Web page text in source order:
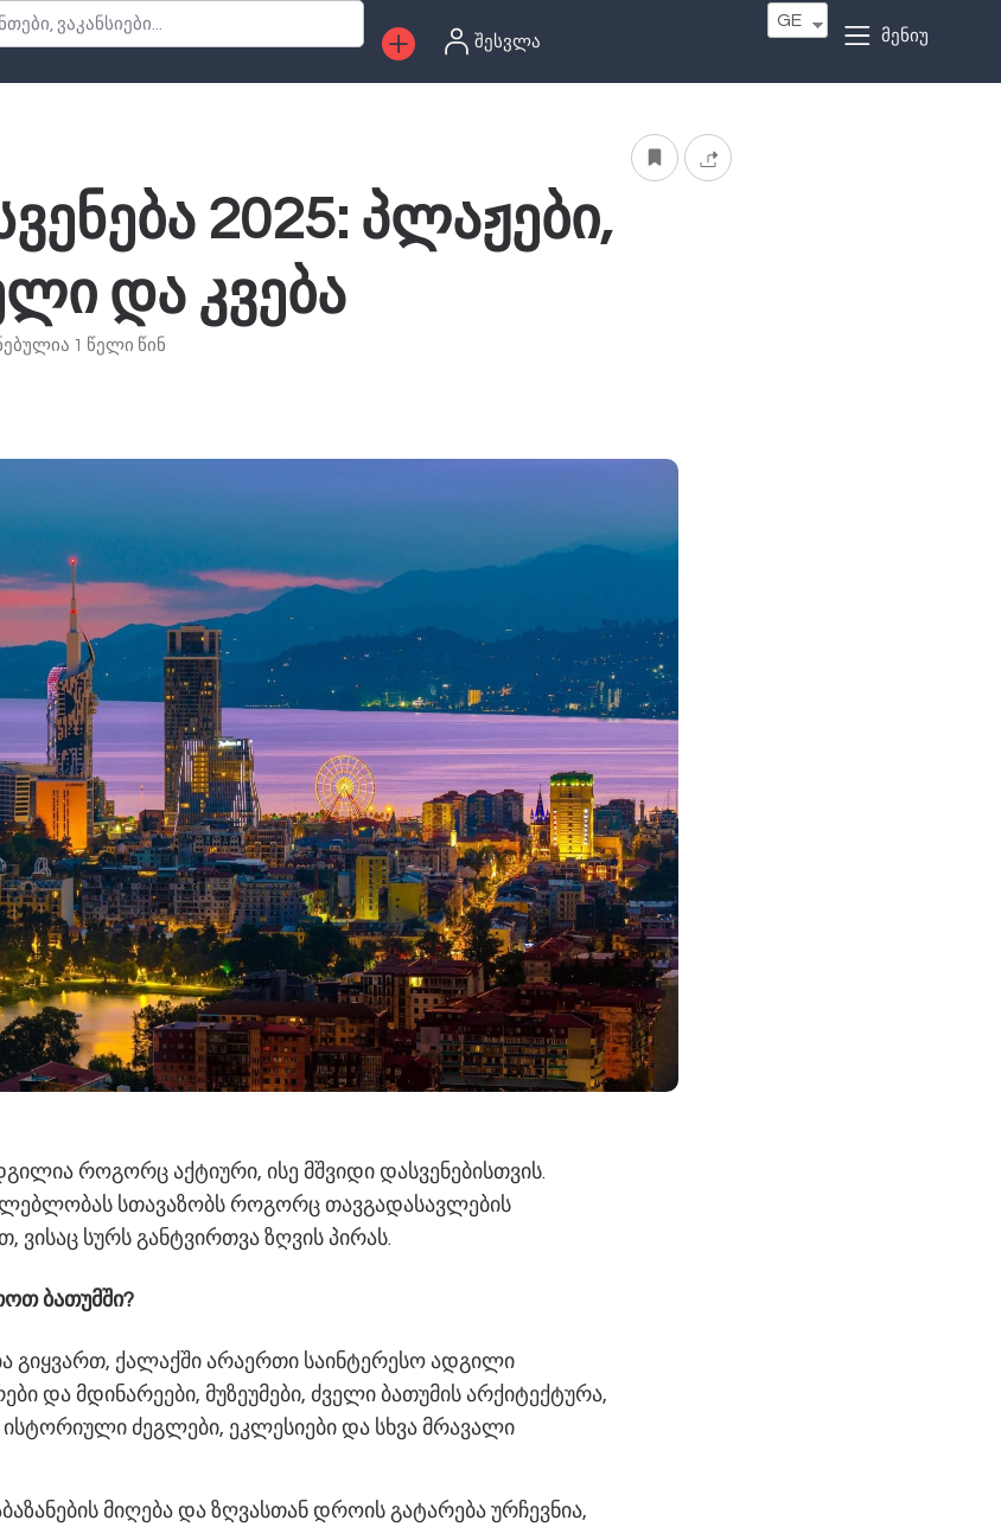
ვაკანსიები...
შესვლა
GE
მენიუ
2025: პლაჟები,
და კვება
1 წელი წინ
როგორც აქტიური, ისე მშვიდი დასვენებისთვის.
სთავაზობს როგორც თავგადასავლების
ვისაც სურს განტვირთვა ზღვის პირას.
ბათუმში?
გიყვართ, ქალაქში არაერთი საინტერესო ადგილი
და მდინარეები, მუზეუმები, ძველი ბათუმის არქიტექტურა,
ძეგლები, ეკლესიები და სხვა მრავალი
მიღება და ზღვასთან დროის გატარება ურჩევნია,